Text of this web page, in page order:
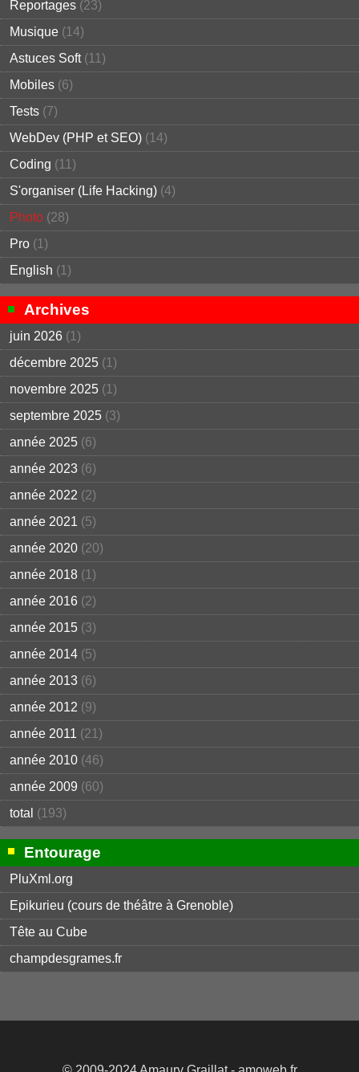
Reportages (23)
Musique (14)
Astuces Soft(11)
Mobiles (6)
Tests (7)
WebDev (PHP et SEO) (14)
Coding (11)
S'organiser (Life Hacking) (4)
Photo (28)
Pro (1)
English (1)
Archives
juin 2026 (1)
décembre 2025 (1)
novembre 2025 (1)
septembre 2025 (3)
année 2025 (6)
année 2023 (6)
année 2022 (2)
année 2021 (5)
année 2020 (20)
année 2018 (1)
année 2016 (2)
année 2015 (3)
année 2014 (5)
année 2013 (6)
année 2012 (9)
année 2011 (21)
année 2010 (46)
année 2009 (60)
total (193)
Entourage
PluXml.org
Epikurieu (cours de théâtre à Grenoble)
Tête au Cube
champdesgrames.fr